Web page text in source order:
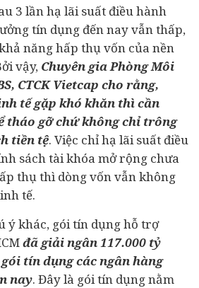
3 lần hạ lãi suất điều hành
tín dụng đến nay vẫn thấp,
năng hấp thụ vốn của nền
vậy, Chuyên gia Phòng Môi
CTCK Vietcap cho rằng,
tế gặp khó khăn thì cần
tháo gỡ chứ không chỉ trông
tiền tệ. Việc chỉ hạ lãi suất điều
sách tài khóa mở rộng chưa
thụ thì dòng vốn vẫn không
tế.
ý khác, gói tín dụng hỗ trợ
đã giải ngân 117.000 tỷ
tín dụng các ngân hàng
nay. Đây là gói tín dụng nằm